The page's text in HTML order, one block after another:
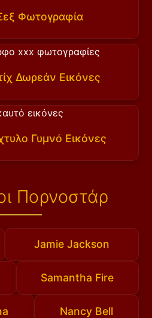
Φωτογραφία
Δωρεάν Εικόνες
Γυμνό Εικόνες
Πορνοστάρ
Jamie Jackson
Samantha Fire
Nancy Bell